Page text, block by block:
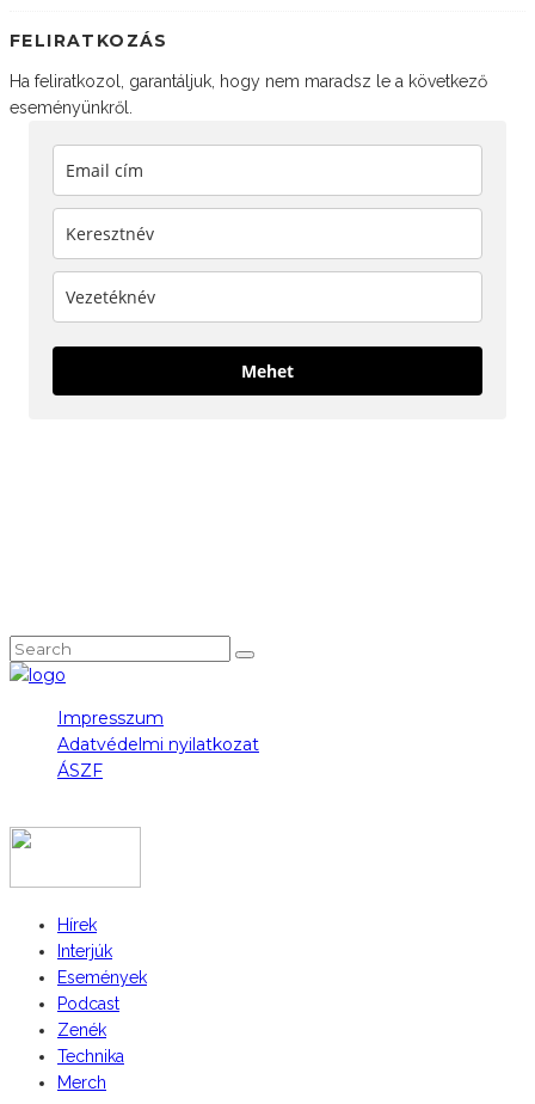
FELIRATKOZÁS
Ha feliratkozol, garantáljuk, hogy nem maradsz le a következő
eseményünkről.
Mehet
Impresszum
Adatvédelmi nyilatkozat
ÁSZF
Hírek
Interjúk
Események
Podcast
Zenék
Technika
Merch